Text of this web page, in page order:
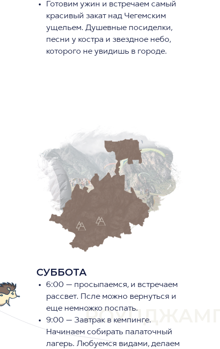
Готовим ужин и встречаем самый
красивый закат над Чегемским
ущельем. Душевные посиделки,
песни у костра и звездное небо,
которого не увидишь в городе.
СУББОТА
6:00 — просыпаемся, и встречаем
рассвет. Псле можно вернуться и
еще немножко поспать.
9:00 — Завтрак в кемпинге.
Начинаем собирать палаточный
лагерь. Любуемся видами, делаем